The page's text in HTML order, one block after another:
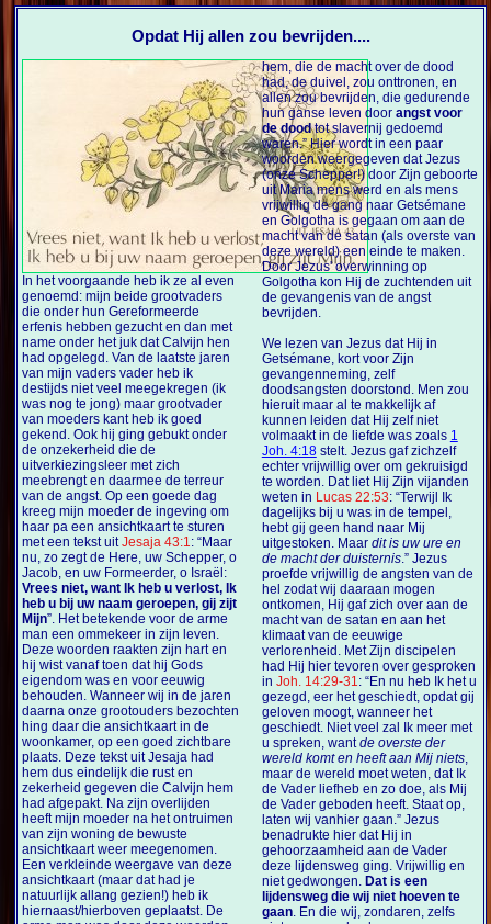
Opdat Hij allen zou bevrijden....
In het voorgaande heb ik ze al even
genoemd: mijn beide grootvaders
die onder hun Gereformeerde
erfenis hebben gezucht en dan met
name onder het juk dat Calvijn hen
had opgelegd. Van de laatste jaren
van mijn vaders vader heb ik
destijds niet veel meegekregen (ik
was nog te jong) maar grootvader
van moeders kant heb ik goed
gekend. Ook hij ging gebukt onder
de onzekerheid die de
uitverkiezingsleer met zich
meebrengt en daarmee de terreur
van de angst. Op een goede dag
kreeg mijn moeder de ingeving om
haar pa een ansichtkaart te sturen
met een tekst uitJesaja 43:1: “Maar
nu, zo zegt de Here, uw Schepper, o
Jacob, en uw Formeerder, o Israël:
Vrees niet, want Ik heb u verlost, Ik
heb u bij uw naam geroepen, gij zijt
Mijn”. Het betekende voor de arme
man een ommekeer in zijn leven.
Deze woorden raakten zijn hart en
hij wist vanaf toen dat hij Gods
eigendom was en voor eeuwig
behouden. Wanneer wij in de jaren
daarna onze grootouders bezochten
hing daar die ansichtkaart in de
woonkamer, op een goed zichtbare
plaats. Deze tekst uit Jesaja had
hem dus eindelijk die rust en
zekerheid gegeven die Calvijn hem
had afgepakt. Na zijn overlijden
heeft mijn moeder na het ontruimen
van zijn woning de bewuste
ansichtkaart weer meegenomen.
Een verkleinde weergave van deze
ansichtkaart (maar dat had je
natuurlijk allang gezien!) heb ik
hiernaast/hierboven geplaatst. De
hem, die de macht over de dood
had, de duivel, zou onttronen, en
allen zou bevrijden, die gedurende
hun ganse leven door angst voor
de doodtot slavernij gedoemd
waren.” Hier wordt in een paar
woorden weergegeven dat Jezus
(onze Schepper!) door Zijn geboorte
uit Maria mens werd en als mens
vrijwillig de gang naar Getsémane
en Golgotha is gegaan om aan de
macht van de satan (als overste van
deze wereld) een einde te maken.
Door Jezus' overwinning op
Golgotha kon Hij de zuchtenden uit
de gevangenis van de angst
bevrijden.
We lezen van Jezus dat Hij in
Getsémane, kort voor Zijn
gevangenneming, zelf
doodsangsten doorstond. Men zou
hieruit maar al te makkelijk af
kunnen leiden dat Hij zelf niet
volmaakt in de liefde was zoals 1
Joh. 4:18stelt. Jezus gaf zichzelf
echter vrijwillig over om gekruisigd
te worden. Dat liet Hij Zijn vijanden
weten in Lucas 22:53: “Terwijl Ik
dagelijks bij u was in de tempel,
hebt gij geen hand naar Mij
uitgestoken. Maar dit is uw ure en
de macht der duisternis.” Jezus
proefde vrijwillig de angsten van de
hel zodat wij daaraan mogen
ontkomen, Hij gaf zich over aan de
macht van de satan en aan het
klimaat van de eeuwige
verlorenheid. Met Zijn discipelen
had Hij hier tevoren over gesproken
in Joh. 14:29-31: “En nu heb Ik het u
gezegd, eer het geschiedt, opdat gij
geloven moogt, wanneer het
geschiedt. Niet veel zal Ik meer met
u spreken, wantde overste der
wereld komt en heeft aan Mij niets,
maar de wereld moet weten, dat Ik
de Vader liefheb en zo doe, als Mij
de Vader geboden heeft. Staat op,
laten wij vanhier gaan.” Jezus
benadrukte hier dat Hij in
gehoorzaamheid aan de Vader
deze lijdensweg ging. Vrijwillig en
niet gedwongen. Dat is een
lijdensweg die wij niet hoeven te
gaan. En die wij, zondaren, zelfs